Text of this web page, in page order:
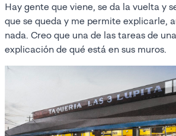
Hay gente que viene, se da la vuelta y
que se queda y me permite explicarle,
nada. Creo que una de las tareas de
explicación de qué está en sus muros.